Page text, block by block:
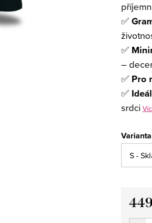
✅
✅
–
✅ Pro
✅
srdci
Varianta
Měrná